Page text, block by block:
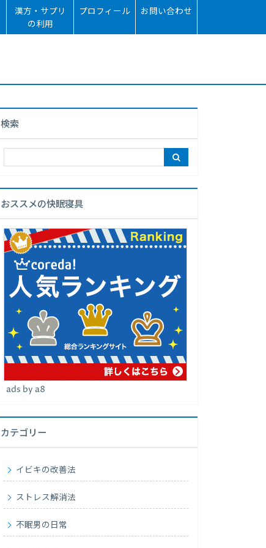
漢方・サプリ
の利用
プロフィール お問い合わせ
検索
おススメの快眠寝具
ads by a8
カテゴリー
イビキの改善法
ストレス解消法
不眠男の日常